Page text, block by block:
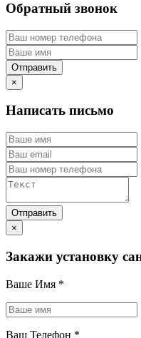
Обратный звонок
×
Написать письмо
×
Закажи установку
Ваше Имя *
Ваш Телефон *